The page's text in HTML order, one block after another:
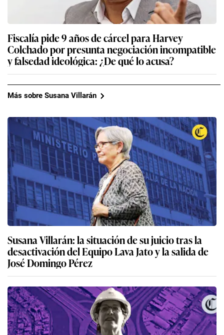
Fiscalía pide 9 años de cárcel para Harvey
Colchado por presunta negociación incompatible
y falsedad ideológica: ¿De qué lo acusa?
Más sobre Susana Villarán
Susana Villarán: la situación de su juicio tras la
desactivación del Equipo Lava Jato y la salida de
José Domingo Pérez